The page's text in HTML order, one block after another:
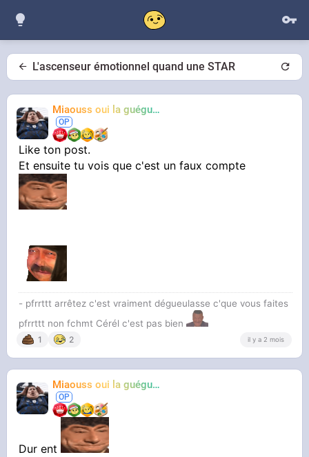
L'ascenseur émotionnel quand une STAR
Miaouss oui la guéguérre
Like ton post.
Et ensuite tu vois que c'est un faux compte
- pfrrttt arrêtez c'est vraiment dégueulasse c'que vous faites
pfrrttt non fchmt Cérél c'est pas bien
1 2 il y a 2 mois
Miaouss oui la guéguérre
Dur ent